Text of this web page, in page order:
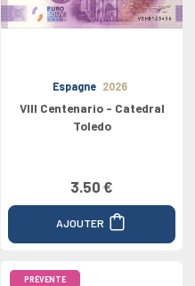
Espagne 2026
VIII Centenario - Catedral
Toledo
3.50 €
AJOUTER
PRÉVENTE